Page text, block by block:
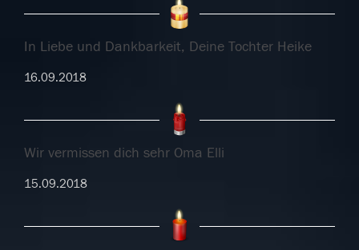
In Liebe und Dankbarkeit, Deine Tochter Heike
16.09.2018
Wir vermissen dich sehr Oma Elli
15.09.2018